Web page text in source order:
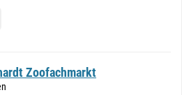
Zoofachmarkt